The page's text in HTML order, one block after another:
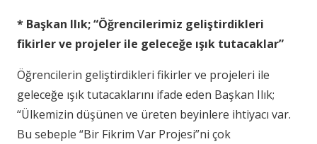
* Başkan Ilık; “Öğrencilerimiz geliştirdikleri
fikirler ve projeler ile geleceğe ışık tutacaklar”
Öğrencilerin geliştirdikleri fikirler ve projeleri ile
geleceğe ışık tutacaklarını ifade eden Başkan Ilık;
“Ülkemizin düşünen ve üreten beyinlere ihtiyacı var.
Bu sebeple “Bir Fikrim Var Projesi”ni çok